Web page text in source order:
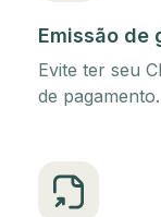
Emissão de
Evite ter seu
de pagamento.